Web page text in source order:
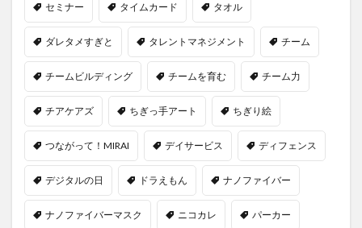
セミナー タイムカード タオル
ダレタメすぎと タレントマネジメント チーム
チームビルディング チームを育む チーム力
チアケアズ ちぎっ手アート ちぎり絵
つながって！MIRAI デイサービス ディフェンス
デジタルの日 ドラえもん ナノファイバー
ナノファイバーマスク ニコカレ パーカー